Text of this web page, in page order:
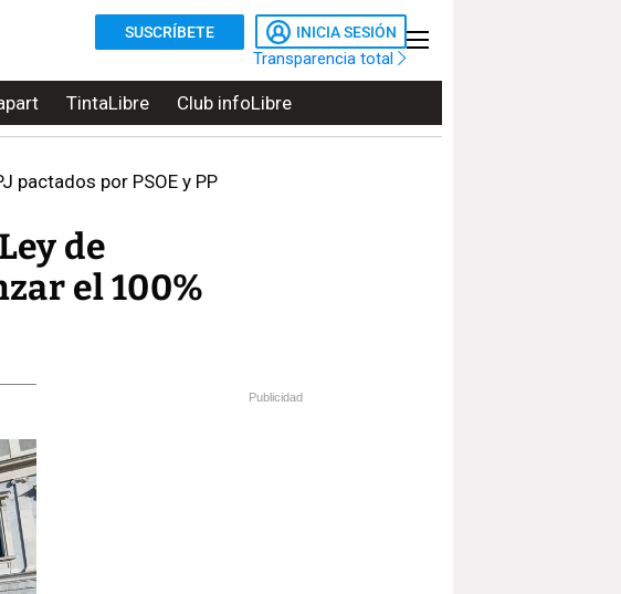
SUSCRÍBETE INICIA SESIÓN
Transparencia total
TintaLibre Club infoLibre
pactados por PSOE y PP
de
el 100%
Publicidad